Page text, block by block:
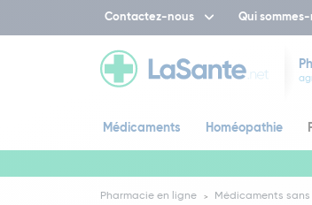
Contactez-nous Qui
Médicaments Homéopathie
Pharmacie en ligne Médicaments